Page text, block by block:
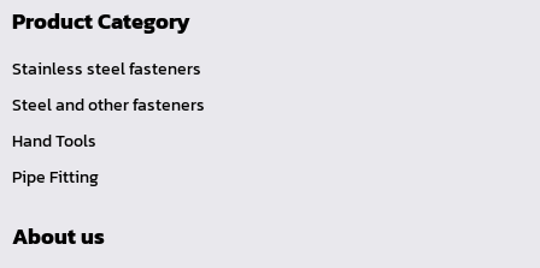
ประแจ L 12 แฉก
ประแจ L ท๊อกซ์
ประแจ L หกเหลี่ยม
เหล็กตอก
เหล็กสกัด
ค้อนพลาสติก
Product Category
Stainless steel fasteners
Steel and other fasteners
Hand Tools
Pipe Fitting
About us